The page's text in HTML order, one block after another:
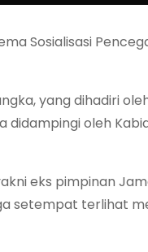
Sosialisasi
yang dihadiri
didampingi oleh
eks pimpinan
setempat terlihat